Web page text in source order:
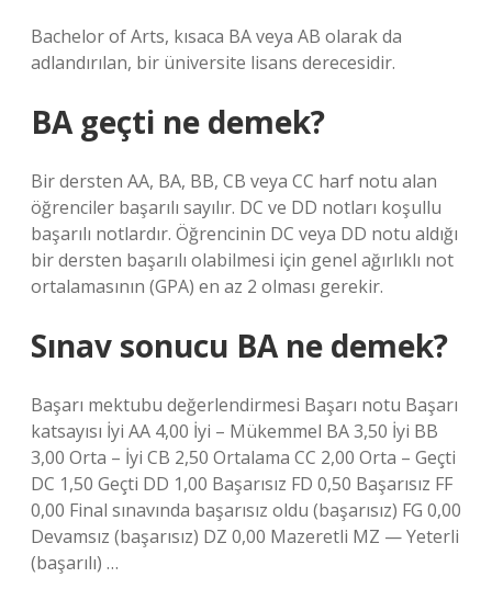
Bachelor of Arts, kısaca BA veya AB olarak da
adlandırılan, bir üniversite lisans derecesidir.
BA geçti ne demek?
Bir dersten AA, BA, BB, CB veya CC harf notu alan
öğrenciler başarılı sayılır. DC ve DD notları koşullu
başarılı notlardır. Öğrencinin DC veya DD notu aldığı
bir dersten başarılı olabilmesi için genel ağırlıklı not
ortalamasının (GPA) en az 2 olması gerekir.
Sınav sonucu BA ne demek?
Başarı mektubu değerlendirmesi Başarı notu Başarı
katsayısı İyi AA 4,00 İyi – Mükemmel BA 3,50 İyi BB
3,00 Orta – İyi CB 2,50 Ortalama CC 2,00 Orta – Geçti
DC 1,50 Geçti DD 1,00 Başarısız FD 0,50 Başarısız FF
0,00 Final sınavında başarısız oldu (başarısız) FG 0,00
Devamsız (başarısız) DZ 0,00 Mazeretli MZ — Yeterli
(başarılı) …